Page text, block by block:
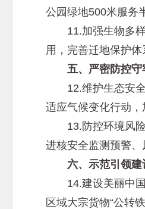
公园绿地500米服务
11.加强生物多样
用，完善迁地保护
五、严密防控守
12.维护生态安全
适应气候变化行动
13.防控环境风险
进核安全监测预警、
六、示范引领建
14.建设美丽中国
区域大宗货物“公转